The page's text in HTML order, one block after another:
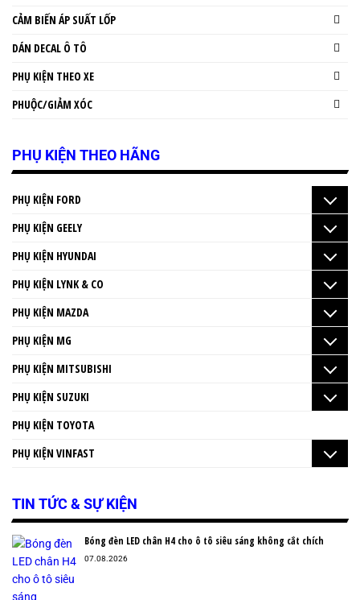
CẢM BIẾN ÁP SUẤT LỐP
DÁN DECAL Ô TÔ
PHỤ KIỆN THEO XE
PHUỘC/GIẢM XÓC
PHỤ KIỆN THEO HÃNG
PHỤ KIỆN FORD
PHỤ KIỆN GEELY
PHỤ KIỆN HYUNDAI
PHỤ KIỆN LYNK & CO
PHỤ KIỆN MAZDA
PHỤ KIỆN MG
PHỤ KIỆN MITSUBISHI
PHỤ KIỆN SUZUKI
PHỤ KIỆN TOYOTA
PHỤ KIỆN VINFAST
TIN TỨC & SỰ KIỆN
Bóng đèn LED chân H4 cho ô tô siêu sáng không cắt chích
07.08.2026